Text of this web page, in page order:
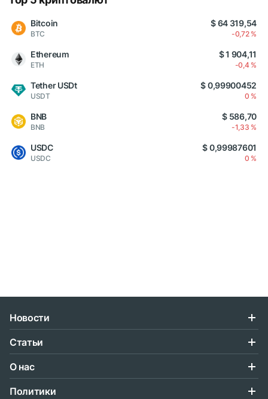
Bitcoin
BTC
$ 64 319,54
-0,72 %
Ethereum
ETH
$ 1 904,11
-0,4 %
Tether USDt
USDT
$ 0,99900452
0 %
BNB
BNB
$ 586,70
-1,33 %
USDC
USDC
$ 0,99987601
0 %
Новости
Статьи
О нас
Политики